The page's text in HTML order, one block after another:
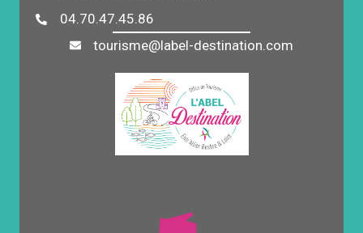
04.70.47.45.86
tourisme@label-destination.com